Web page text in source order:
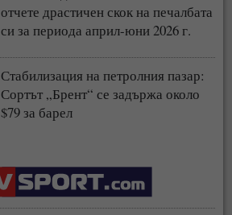
отчете драстичен скок на печалбата
си за периода април-юни 2026 г.
Стабилизация на петролния пазар:
Сортът „Брент“ се задържа около
$79 за барел